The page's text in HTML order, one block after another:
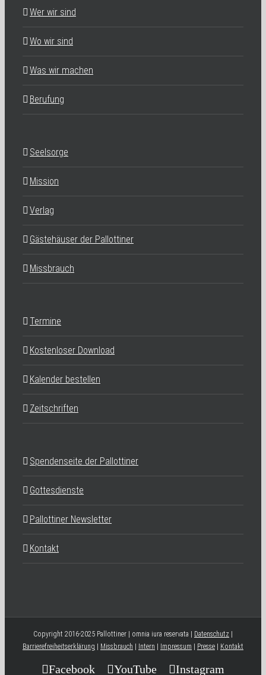
Wer wir sind
Wo wir sind
Was wir machen
Berufung
Seelsorge
Mission
Verlag
Gästehäuser der Pallottiner
Missbrauch
Termine
Kostenloser Download
Kalender bestellen
Zeitschriften
Spendenseite der Pallottiner
Gottesdienste
Pallottiner Newsletter
Kontakt
Copyright 2016-2025 Pallottiner | omnia iura reservata | Datenschutz
Barrierefreiheitserklärung
Missbrauch Intern Impressum Presse Kontakt
Facebook YouTube Instagram